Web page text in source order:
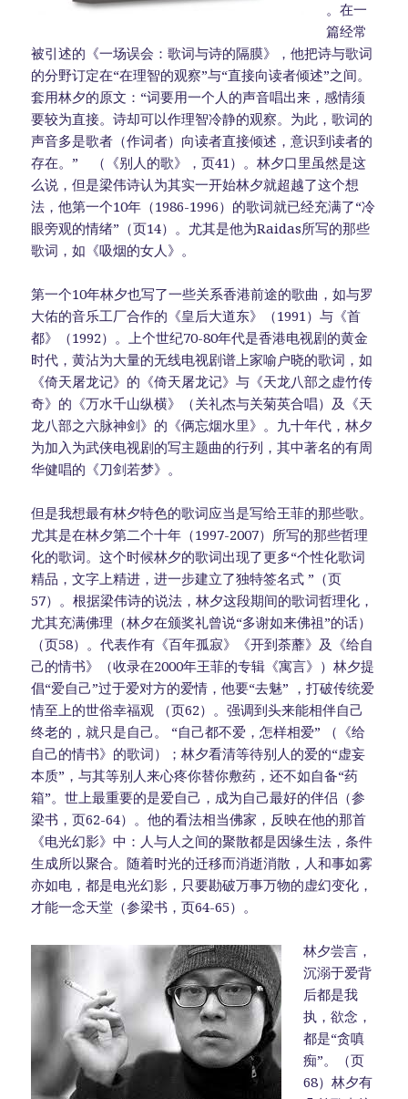
。在一
篇经常
被引述的《一场误会：歌词与诗的隔膜》，他把诗与歌词
的分野订定在“在理智的观察”与“直接向读者倾述”之间。
套用林夕的原文：“词要用一个人的声音唱出来，感情须
要较为直接。诗却可以作理智冷静的观察。为此，歌词的
声音多是歌者（作词者）向读者直接倾述，意识到读者的
存在。” （《别人的歌》，页41）。林夕口里虽然是这
么说，但是梁伟诗认为其实一开始林夕就超越了这个想
法，他第一个10年（1986-1996）的歌词就已经充满了“冷
眼旁观的情绪”（页14）。尤其是他为Raidas所写的那些
歌词，如《吸烟的女人》。
第一个10年林夕也写了一些关系香港前途的歌曲，如与罗
大佑的音乐工厂合作的《皇后大道东》（1991）与《首
都》（1992）。上个世纪70-80年代是香港电视剧的黄金
时代，黄沾为大量的无线电视剧谱上家喻户晓的歌词，如
《倚天屠龙记》的《倚天屠龙记》与《天龙八部之虚竹传
奇》的《万水千山纵横》（关礼杰与关菊英合唱）及《天
龙八部之六脉神剑》的《俩忘烟水里》。九十年代，林夕
为加入为武侠电视剧的写主题曲的行列，其中著名的有周
华健唱的《刀剑若梦》。
但是我想最有林夕特色的歌词应当是写给王菲的那些歌。
尤其是在林夕第二个十年（1997-2007）所写的那些哲理
化的歌词。这个时候林夕的歌词出现了更多“个性化歌词
精品，文字上精进，进一步建立了独特签名式 ”（页
57）。根据梁伟诗的说法，林夕这段期间的歌词哲理化，
尤其充满佛理（林夕在颁奖礼曾说“多谢如来佛祖”的话）
（页58）。代表作有《百年孤寂》《开到荼蘼》及《给自
己的情书》（收录在2000年王菲的专辑《寓言》）林夕提
倡“爱自己”过于爱对方的爱情，他要“去魅” ，打破传统爱
情至上的世俗幸福观 （页62）。强调到头来能相伴自己
终老的，就只是自己。 “自己都不爱，怎样相爱” （《给
自己的情书》的歌词）；林夕看清等待别人的爱的“虚妄
本质”，与其等别人来心疼你替你敷药，还不如自备“药
箱”。世上最重要的是爱自己，成为自己最好的伴侣（参
梁书，页62-64）。他的看法相当佛家，反映在他的那首
《电光幻影》中：人与人之间的聚散都是因缘生法，条件
生成所以聚合。随着时光的迁移而消逝消散，人和事如雾
亦如电，都是电光幻影，只要勘破万事万物的虚幻变化，
才能一念天堂（参梁书，页64-65）。
林夕尝言，
沉溺于爱背
后都是我
执，欲念，
都是“贪嗔
痴”。（页
68）林夕有